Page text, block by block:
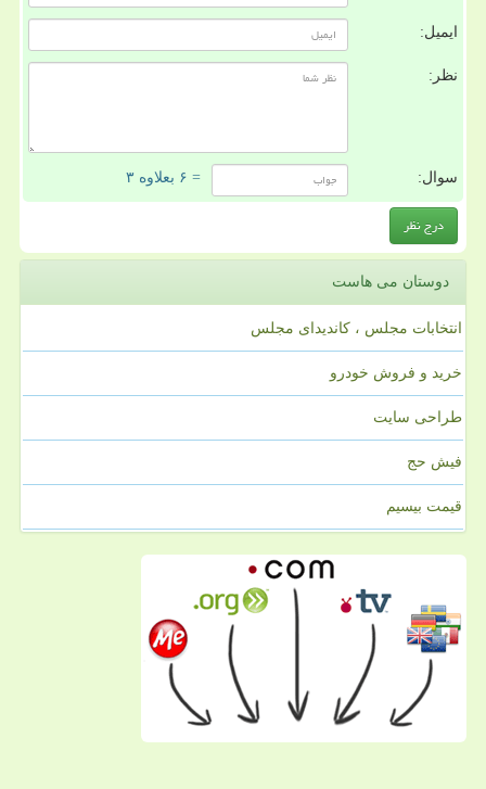
ایمیل:
نظر:
سوال: = ۶ بعلاوه ۳
دوستان می هاست
انتخابات مجلس ، کاندیدای مجلس
خرید و فروش خودرو
طراحی سایت
فیش حج
قیمت بیسیم